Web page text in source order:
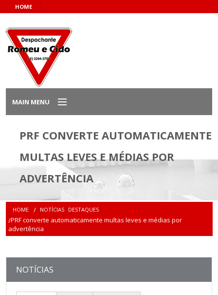
HOME
MAIN MENU
Home
Sobre Nós
Serviços
Notícias
Consultas
Contato
PRF CONVERTE AUTOMATICAMENTE
MULTAS LEVES E MÉDIAS POR
ADVERTÊNCIA
HOME NOTÍCIAS DESTAQUES
PRF converte automaticamente multas leves e médias por
advertência
NOTÍCIAS